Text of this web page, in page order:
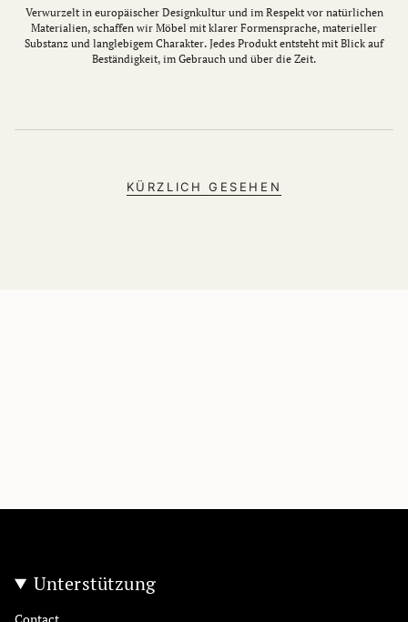
Verwurzelt in europäischer Designkultur und im Respekt vor natürlichen
Materialien, schaffen wir Möbel mit klarer Formensprache, materieller
Substanz und langlebigem Charakter. Jedes Produkt entsteht mit Blick auf
Beständigkeit, im Gebrauch und über die Zeit.
KÜRZLICH GESEHEN
Unterstützung